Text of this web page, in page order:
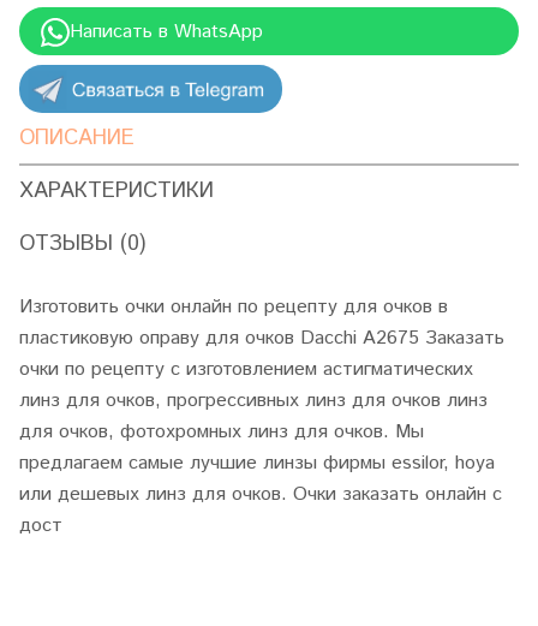
Написать в WhatsApp
ОПИСАНИЕ
ХАРАКТЕРИСТИКИ
ОТЗЫВЫ (0)
Изготовить очки онлайн по рецепту для очков в
пластиковую оправу для очков Dacchi A2675 Заказать
очки по рецепту с изготовлением астигматических
линз для очков, прогрессивных линз для очков линз
для очков, фотохромных линз для очков. Мы
предлагаем самые лучшие линзы фирмы essilor, hoya
или дешевых линз для очков. Очки заказать онлайн с
дост